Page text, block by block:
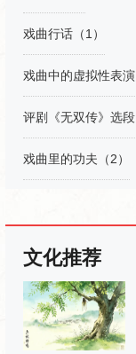
戏曲行话（1）
戏曲中的虚拟性表演
评剧《无双传》选段
戏曲里的功夫（2）
文化推荐